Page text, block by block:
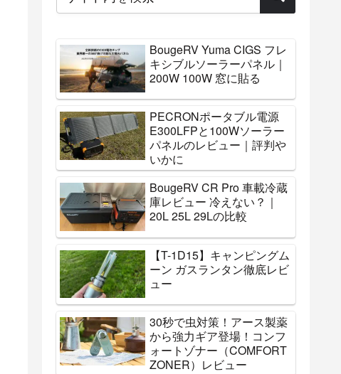
BougeRV Yuma CIGS フレ
キシブルソーラーパネル｜
200W 100W 窓に貼る
PECRONポータブル電源
E300LFPと100Wソーラー
パネルのレビュー｜評判や
いかに
BougeRV CR Pro 車載冷蔵
庫レビュー 冷えない？｜
20L 25L 29Lの比較
【T-1D15】キャンピングム
ーン ガスランタン徹底レビ
ュー
30秒で虫対策！アース製薬
から強力ギア登場！コンフ
ォートゾナー（COMFORT
ZONER）レビュー